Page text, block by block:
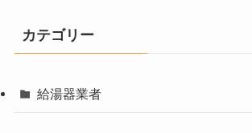
カテゴリー
給湯器業者